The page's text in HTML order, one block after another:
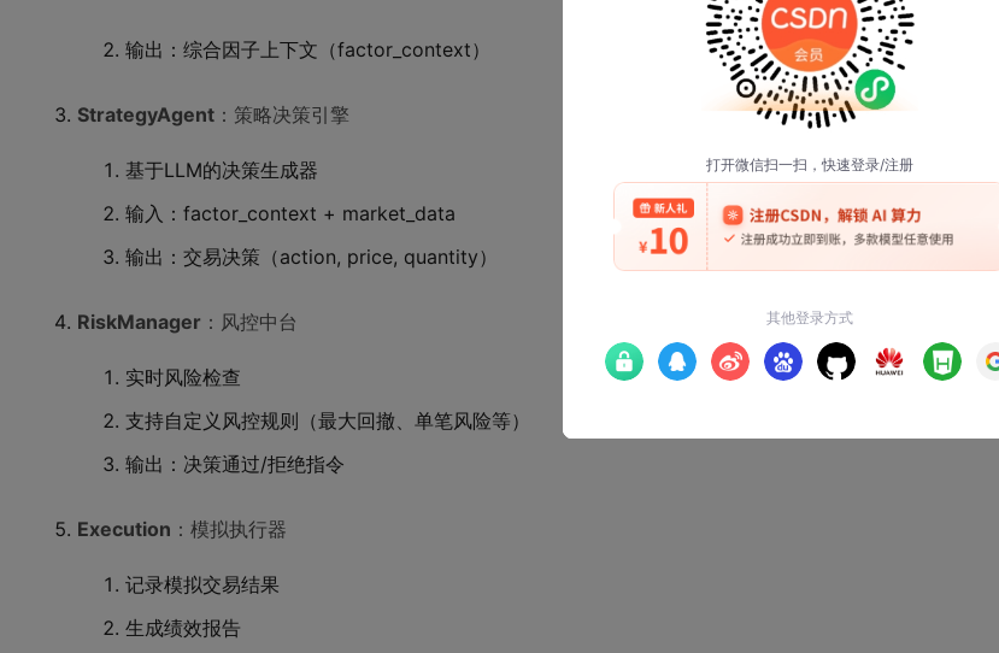
输出：综合因子上下文（factor_context）
StrategyAgent ：策略决策引擎
基于LLM的决策生成器
输入：factor_context + market_data
输出：交易决策（action, price, quantity）
RiskManager ：风控中台
实时风险检查
支持自定义风控规则（最大回撤、单笔风险等）
输出：决策通过/拒绝指令
Execution ：模拟执行器
记录模拟交易结果
生成绩效报告